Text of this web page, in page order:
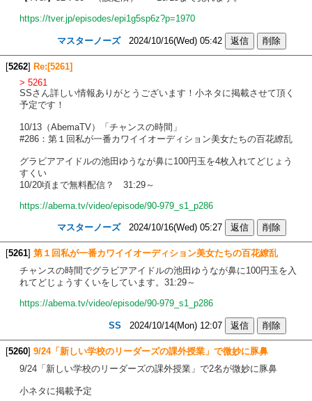
https://tver.jp/episodes/epi1g5sp6z?p=1970
マスターノーズ2024/10/16(Wed) 05:42
[5262] Re:[5261]
> 5261
SSさん詳しい情報ありがとうございます！小ネタに掲載させて頂く
予定です！
10/13（AbemaTV）「チャンスの時間」
#286：第１回私が一番カワイイオーディション美女たちの百花繚乱
グラビアアイドルの池田ゆうなが鼻に100円玉を4枚入れてどじょう
すくい
10/20頃まで無料配信？ 31:29～
https://abema.tv/video/episode/90-979_s1_p286
マスターノーズ2024/10/16(Wed) 05:27
[5261] 第１回私が一番カワイイオーディション美女たちの百花繚乱
チャンスの時間でグラビアアイドルの池田ゆうなが鼻に100円玉を入
れてどじょうすくいをしています。31:29～
https://abema.tv/video/episode/90-979_s1_p286
SS 2024/10/14(Mon) 12:07
[5260] 9/24「新しい学校のリーダーズの課外授業」で微妙に豚鼻
9/24「新しい学校のリーダーズの課外授業」で2名が微妙に豚鼻
小ネタに掲載予定